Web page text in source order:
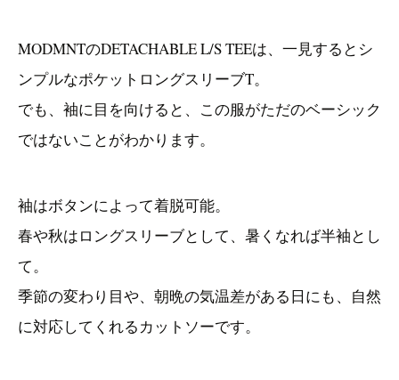
MODMNTのDETACHABLE L/S TEEは、一見するとシ
ンプルなポケットロングスリーブT。
でも、袖に目を向けると、この服がただのベーシック
ではないことがわかります。
袖はボタンによって着脱可能。
春や秋はロングスリーブとして、暑くなれば半袖とし
て。
季節の変わり目や、朝晩の気温差がある日にも、自然
に対応してくれるカットソーです。